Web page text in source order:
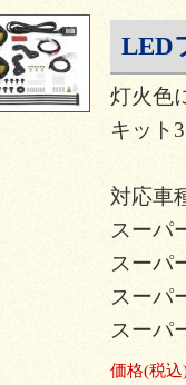
LED
灯火色
キット
対応車
スーパ
スーパ
スーパ
スーパ
価格(税込